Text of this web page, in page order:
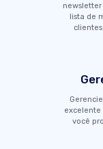
lista de
excelente
você